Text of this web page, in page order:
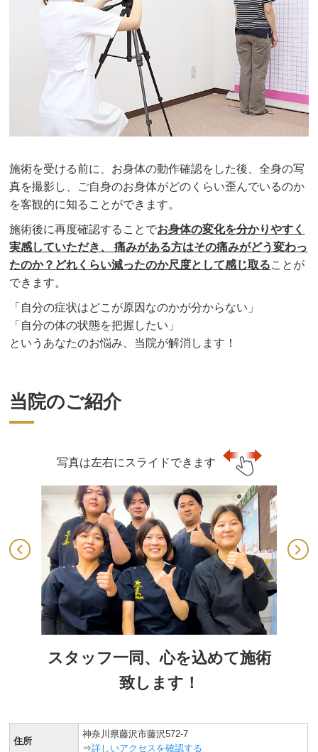
施術を受ける前に、お身体の動作確認をした後、全身の写
真を撮影し、ご自身のお身体がどのくらい歪んでいるのか
を客観的に知ることができます。
施術後に再度確認することでお身体の変化を分かりやすく
実感していただき、 痛みがある方はその痛みがどう変わっ
たのか？どれくらい減ったのか尺度として感じ取ることが
できます。
「自分の症状はどこが原因なのかが分からない」
「自分の体の状態を把握したい」
というあなたのお悩み、当院が解消します！
当院のご紹介
写真は左右にスライドできます
スタッフ一同、心を込めて施術
致します！
住所
神奈川県藤沢市藤沢572-7
⇒詳しいアクセスを確認する